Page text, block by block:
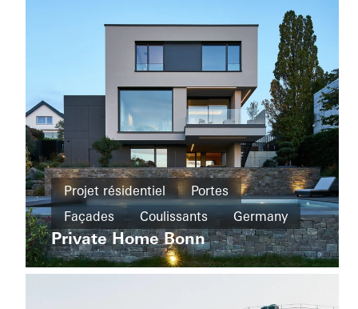
Projet
résidentiel
Nouvelle
construction
Fenêtres
Façades
The
Boat
Shad
Projet résidentiel
Portes
Façades
Coulissants Germany
Private Home Bonn